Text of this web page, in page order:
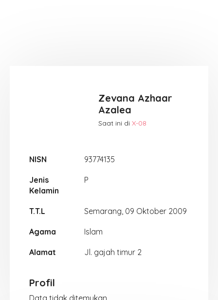
Zevana Azhaar
Azalea
Saat ini diX-08
NISN 93774135
Jenis
Kelamin
P
T.T.L Semarang, 09 Oktober 2009
Agama Islam
Alamat Jl. gajah timur 2
Profil
Data tidak ditemukan